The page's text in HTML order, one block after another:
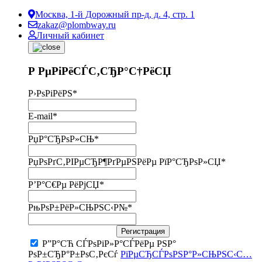
Москва, 1-й Дорожный пр-д, д. 4, стр. 1
zakaz@plombway.ru
Личный кабинет
Р РµРіРёСЃС‚СЂР°С†РёСЏ
Р›РѕРіРёРЅ*
E-mail*
РџР°СЂРѕР»СЊ*
РџРѕРґС‚РІРµСЂР¶РґРµРЅРёРµ РїР°СЂРѕР»СЏ*
Р’Р°С€Рµ РёРјСЏ*
РњРѕР±РёР»СЊРЅС‹Р№*
Регистрация
Р”Р°СЋ СЃРѕРіР»Р°СЃРёРµ РЅР°
РѕР±СЂР°Р±РѕС‚РєСѓ РїРµСЂСЃРѕРЅР°Р»СЊРЅС‹С…